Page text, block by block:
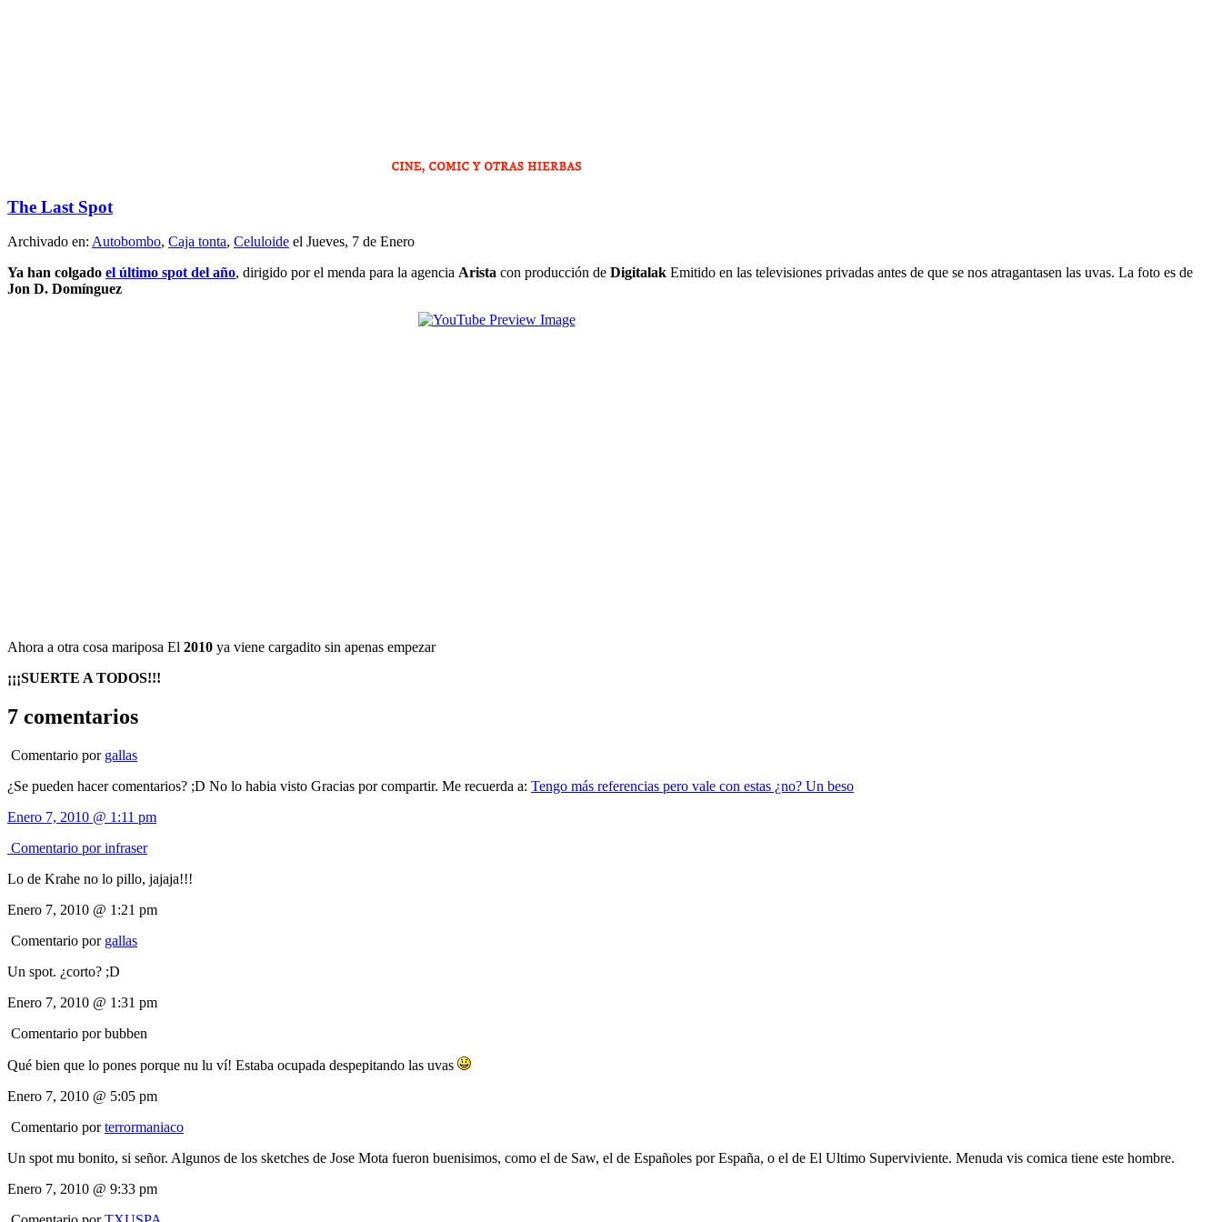
The Last Spot
Archivado en: Autobombo, Caja tonta, Celuloide el Jueves, 7 de Enero
Ya han colgado el último spot del año, dirigido por el menda para la agencia Arista con producción de Digitalak Emitido en las televisiones privadas antes de que se nos atragantasen las uvas. La foto es de
Jon D. Domínguez
Ahora a otra cosa mariposa El 2010 ya viene cargadito sin apenas empezar
¡¡¡SUERTE A TODOS!!!
7 comentarios
Comentario por gallas
¿Se pueden hacer comentarios? ;D No lo habia visto Gracias por compartir. Me recuerda a: Tengo más referencias pero vale con estas ¿no? Un beso
Enero 7, 2010 @ 1:11 pm
Comentario por infraser
Lo de Krahe no lo pillo, jajaja!!!
Enero 7, 2010 @ 1:21 pm
Comentario por gallas
Un spot. ¿corto? ;D
Enero 7, 2010 @ 1:31 pm
Comentario por bubben
Qué bien que lo pones porque nu lu ví! Estaba ocupada despepitando las uvas
Enero 7, 2010 @ 5:05 pm
Comentario por terrormaniaco
Un spot mu bonito, si señor. Algunos de los sketches de Jose Mota fueron buenisimos, como el de Saw, el de Españoles por España, o el de El Ultimo Superviviente. Menuda vis comica tiene este hombre.
Enero 7, 2010 @ 9:33 pm